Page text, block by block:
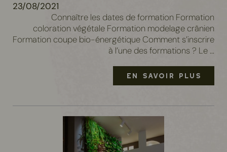
23/08/2021
Connaître les dates de formation Formation
coloration végétale Formation modelage crânien
Formation coupe bio-énergétique Comment s’inscrire
à l’une des formations ? Le ...
EN SAVOIR PLUS